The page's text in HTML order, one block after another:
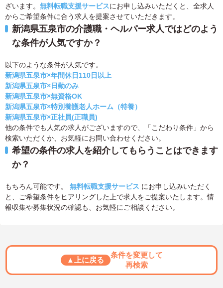
ざいます。 無料転職支援サービスにお申し込みいただくと、全求人
からご希望条件に合う求人を提案させていただきます。
新潟県五泉市の介護職・ヘルパー求人ではどのよう
な条件が人気ですか？
以下のような条件が人気です。
新潟県五泉市×年間休日110日以上
新潟県五泉市×日勤のみ
新潟県五泉市×無資格OK
新潟県五泉市×特別養護老人ホーム（特養）
新潟県五泉市×正社員(正職員)
他の条件でも人気の求人がございますので、「こだわり条件」から
検索いただくか、お気軽にお問い合わせください。
希望の条件の求人を紹介してもらうことはできます
か？
もちろん可能です。 無料転職支援サービス にお申し込みいただく
と、ご希望条件をヒアリングした上で求人をご提案いたします。情
報収集や募集状況の確認も、お気軽にご相談ください。
▲上に戻る
条件を変更して
再検索